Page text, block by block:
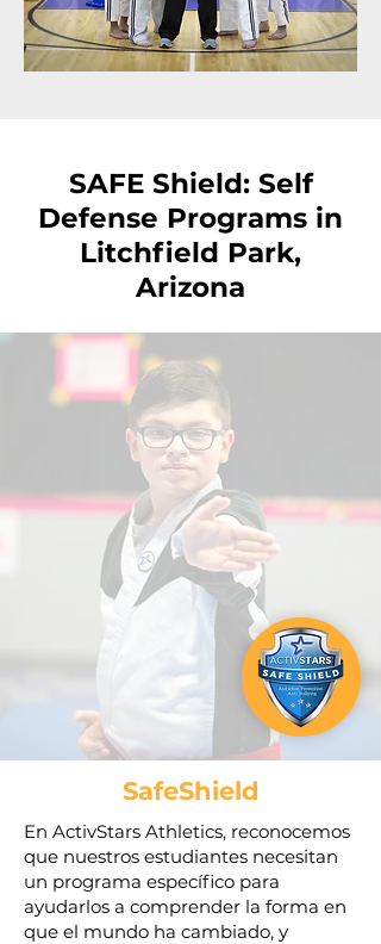
SAFE Shield: Self
Defense Programs in
Litchfield Park,
Arizona
SafeShield
En ActivStars Athletics, reconocemos
que nuestros estudiantes necesitan
un programa específico para
ayudarlos a comprender la forma en
que el mundo ha cambiado, y